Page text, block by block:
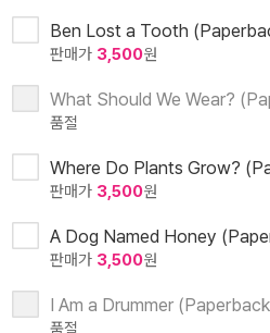
Ben Lost a Tooth
판매가 3,500원
What Should We Wear?
품절
Where Do Plants Grow?
판매가 3,500원
A Dog Named Honey
판매가 3,500원
I Am a Drummer
품절